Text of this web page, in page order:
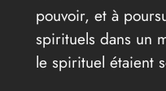
pouvoir, et à
spirituels dans un
le spirituel étaient